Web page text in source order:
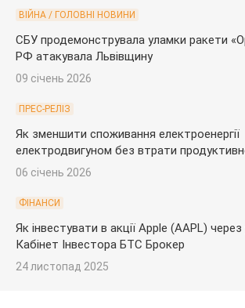
ВІЙНА / ГОЛОВНІ НОВИНИ
СБУ продемонструвала уламки ракети
РФ атакувала Львівщину
09 січень 2026
ПРЕС-РЕЛІЗ
Як зменшити споживання електроенергії
електродвигуном без втрати
06 січень 2026
ФІНАНСИ
Як інвестувати в акції Apple (AAPL) через
Кабінет Інвестора БТС Брокер
24 листопад 2025